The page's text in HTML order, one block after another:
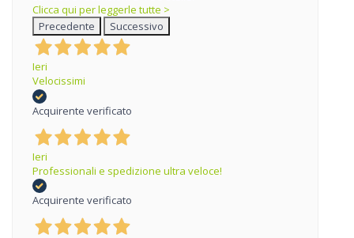
Clicca qui per leggerle tutte >
Precedente
Successivo
Ieri
Velocissimi
Acquirente verificato
Ieri
Professionali e spedizione ultra veloce!
Acquirente verificato